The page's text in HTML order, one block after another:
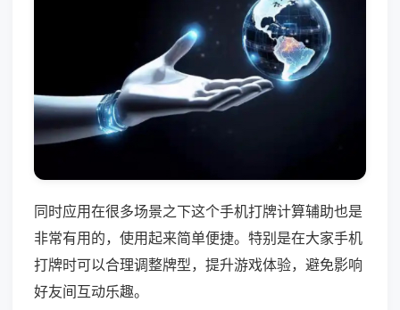
同时应用在很多场景之下这个手机打牌计算辅助也是
非常有用的，使用起来简单便捷。特别是在大家手机
打牌时可以合理调整牌型，提升游戏体验，避免影响
好友间互动乐趣。